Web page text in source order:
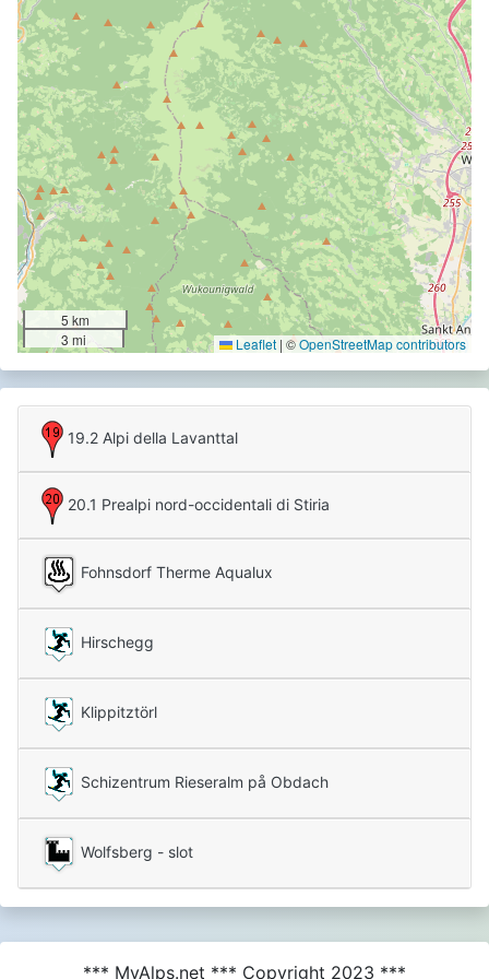
5 km
3 mi
Leaflet | ©OpenStreetMap contributors
19.2 Alpi della Lavanttal
20.1 Prealpi nord-occidentali di Stiria
Fohnsdorf Therme Aqualux
Hirschegg
Klippitztörl
Schizentrum Rieseralm på Obdach
Wolfsberg - slot
*** MyAlps.net *** Copyright 2023 ***